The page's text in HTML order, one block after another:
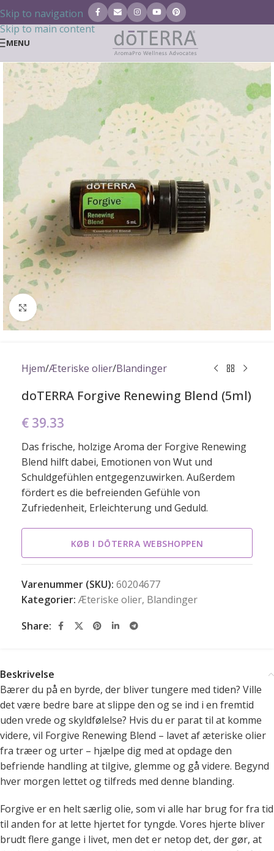
Skip to navigation
Skip to main content
MENU
Click to enlarge
Hjem/Æteriske olier/Blandinger
doTERRA Forgive Renewing Blend (5ml)
€ 39.33
Das frische, holzige Aroma der Forgive Renewing
Blend hilft dabei, Emotionen von Wut und
Schuldgefühlen entgegenzuwirken. Außerdem
fördert es die befreienden Gefühle von
Zufriedenheit, Erleichterung und Geduld.
KØB I DŌTERRA WEBSHOPPEN
Varenummer (SKU): 60204677
Kategorier: Æteriske olier, Blandinger
Share:
Beskrivelse
Bærer du på en byrde, der bliver tungere med tiden? Ville
det være bedre bare at slippe den og se ind i en fremtid
uden vrede og skyldfølelse? Hvis du er parat til at komme
videre, vil Forgive Renewing Blend – lavet af æteriske olier
fra træer og urter – hjælpe dig med at opdage den
befriende handling at tilgive, glemme og gå videre. Begynd
hver morgen lettet og tilfreds med denne blanding.
Forgive er en helt særlig olie, som vi alle har brug for fra tid
til anden for at lette hjertet for tyngde. Vores hjerte bliver
brudt flere gange i livet, men det er netop det, der gør, at